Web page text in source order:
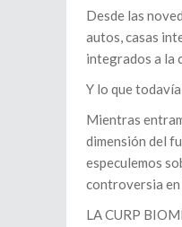
Desde las
autos, casas
integrados a la
Y lo que
Mientras
dimensión del
especulemos
controversia
LA CURP